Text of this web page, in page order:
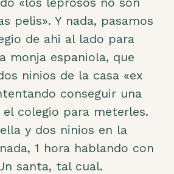
pelis». Y nada, pasamos
de ahi al lado para
monja espaniola, que
ninios de la casa «ex
conseguir una
colegio para meterles.
y dos ninios en la
1 hora hablando con
santa, tal cual.